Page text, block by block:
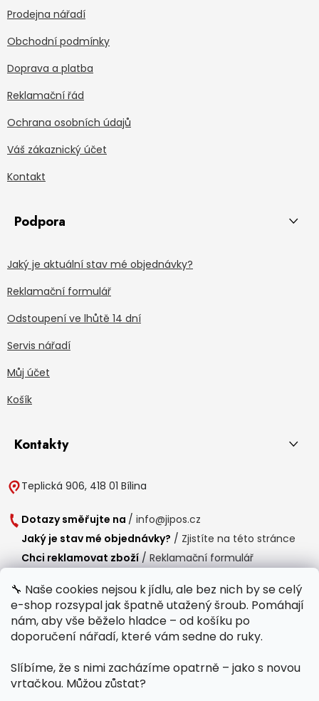
🔧 Naše cookies nejsou k jídlu, ale bez nich by se celý
e-shop rozsypal jak špatně utažený šroub. Pomáhají
nám, aby vše běželo hladce – od košíku po
doporučení nářadí, které vám sedne do ruky.
Slíbíme, že s nimi zacházíme opatrně – jako s novou
vrtačkou. Můžou zůstat?
Prodejna nářadí
Obchodní podmínky
Doprava a platba
Reklamační řád
Ochrana osobních údajů
Váš zákaznický účet
Kontakt
Podpora
Jaký je aktuální stav mé objednávky?
Reklamační formulář
Odstoupení ve lhůtě 14 dní
Servis nářadí
Můj účet
Košík
Kontakty
Teplická 906, 418 01 Bílina
Dotazy směřujte na / info@jipos.cz
Jaký je stav mé objednávky? / Zjistíte na této stránce
Chci reklamovat zboží / Reklamační formulář
Provozní doba
Po-Čt /
8:00 - 15:00
Polední přestávka /11:00 - 11:30